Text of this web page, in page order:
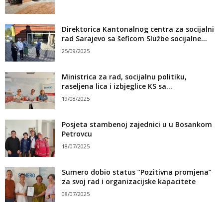
Direktorica Kantonalnog centra za socijalni
rad Sarajevo sa šeficom Službe socijalne...
25/09/2025
Ministrica za rad, socijalnu politiku,
raseljena lica i izbjeglice KS sa...
19/08/2025
Posjeta stambenoj zajednici u u Bosankom
Petrovcu
18/07/2025
Sumero dobio status ”Pozitivna promjena”
za svoj rad i organizacijske kapacitete
08/07/2025